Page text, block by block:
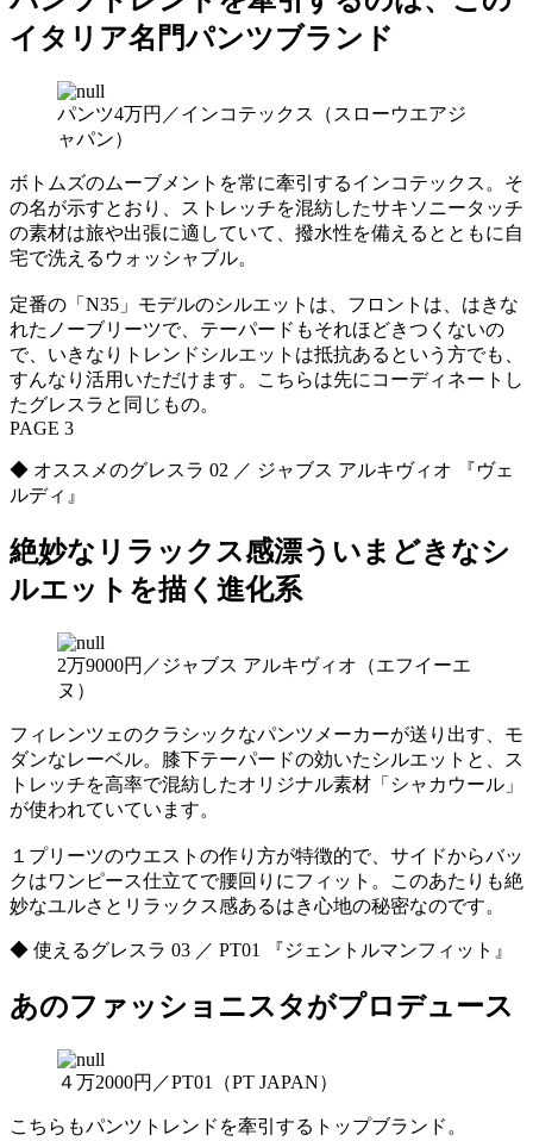
イタリア名門パンツブランド
パンツ4万円／インコテックス（スローウエアジ
ャパン）
ボトムズのムーブメントを常に牽引するインコテックス。そ
の名が示すとおり、ストレッチを混紡したサキソニータッチ
の素材は旅や出張に適していて、撥水性を備えるとともに自
宅で洗えるウォッシャブル。
定番の「N35」モデルのシルエットは、フロントは、はきな
れたノーブリーツで、テーパードもそれほどきつくないの
で、いきなりトレンドシルエットは抵抗あるという方でも、
すんなり活用いただけます。こちらは先にコーディネートし
たグレスラと同じもの。
PAGE 3
◆ オススメのグレスラ 02 ／ ジャブス アルキヴィオ 『ヴェ
ルディ』
絶妙なリラックス感漂ういまどきなシ
ルエットを描く進化系
2万9000円／ジャブス アルキヴィオ（エフイーエ
ヌ）
フィレンツェのクラシックなパンツメーカーが送り出す、モ
ダンなレーベル。膝下テーパードの効いたシルエットと、ス
トレッチを高率で混紡したオリジナル素材「シャカウール」
が使われていています。
１プリーツのウエストの作り方が特徴的で、サイドからバッ
クはワンピース仕立てで腰回りにフィット。このあたりも絶
妙なユルさとリラックス感あるはき心地の秘密なのです。
◆ 使えるグレスラ 03 ／ PT01 『ジェントルマンフィット』
あのファッショニスタがプロデュース
４万2000円／PT01（PT JAPAN）
こちらもパンツトレンドを牽引するトップブランド。